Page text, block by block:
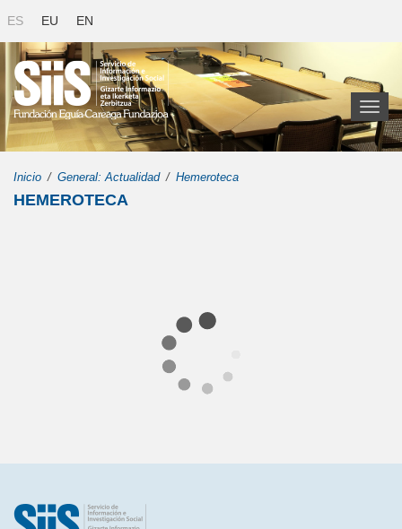
ES EU EN
Toggle
Inicio General: Actualidad Hemeroteca
HEMEROTECA